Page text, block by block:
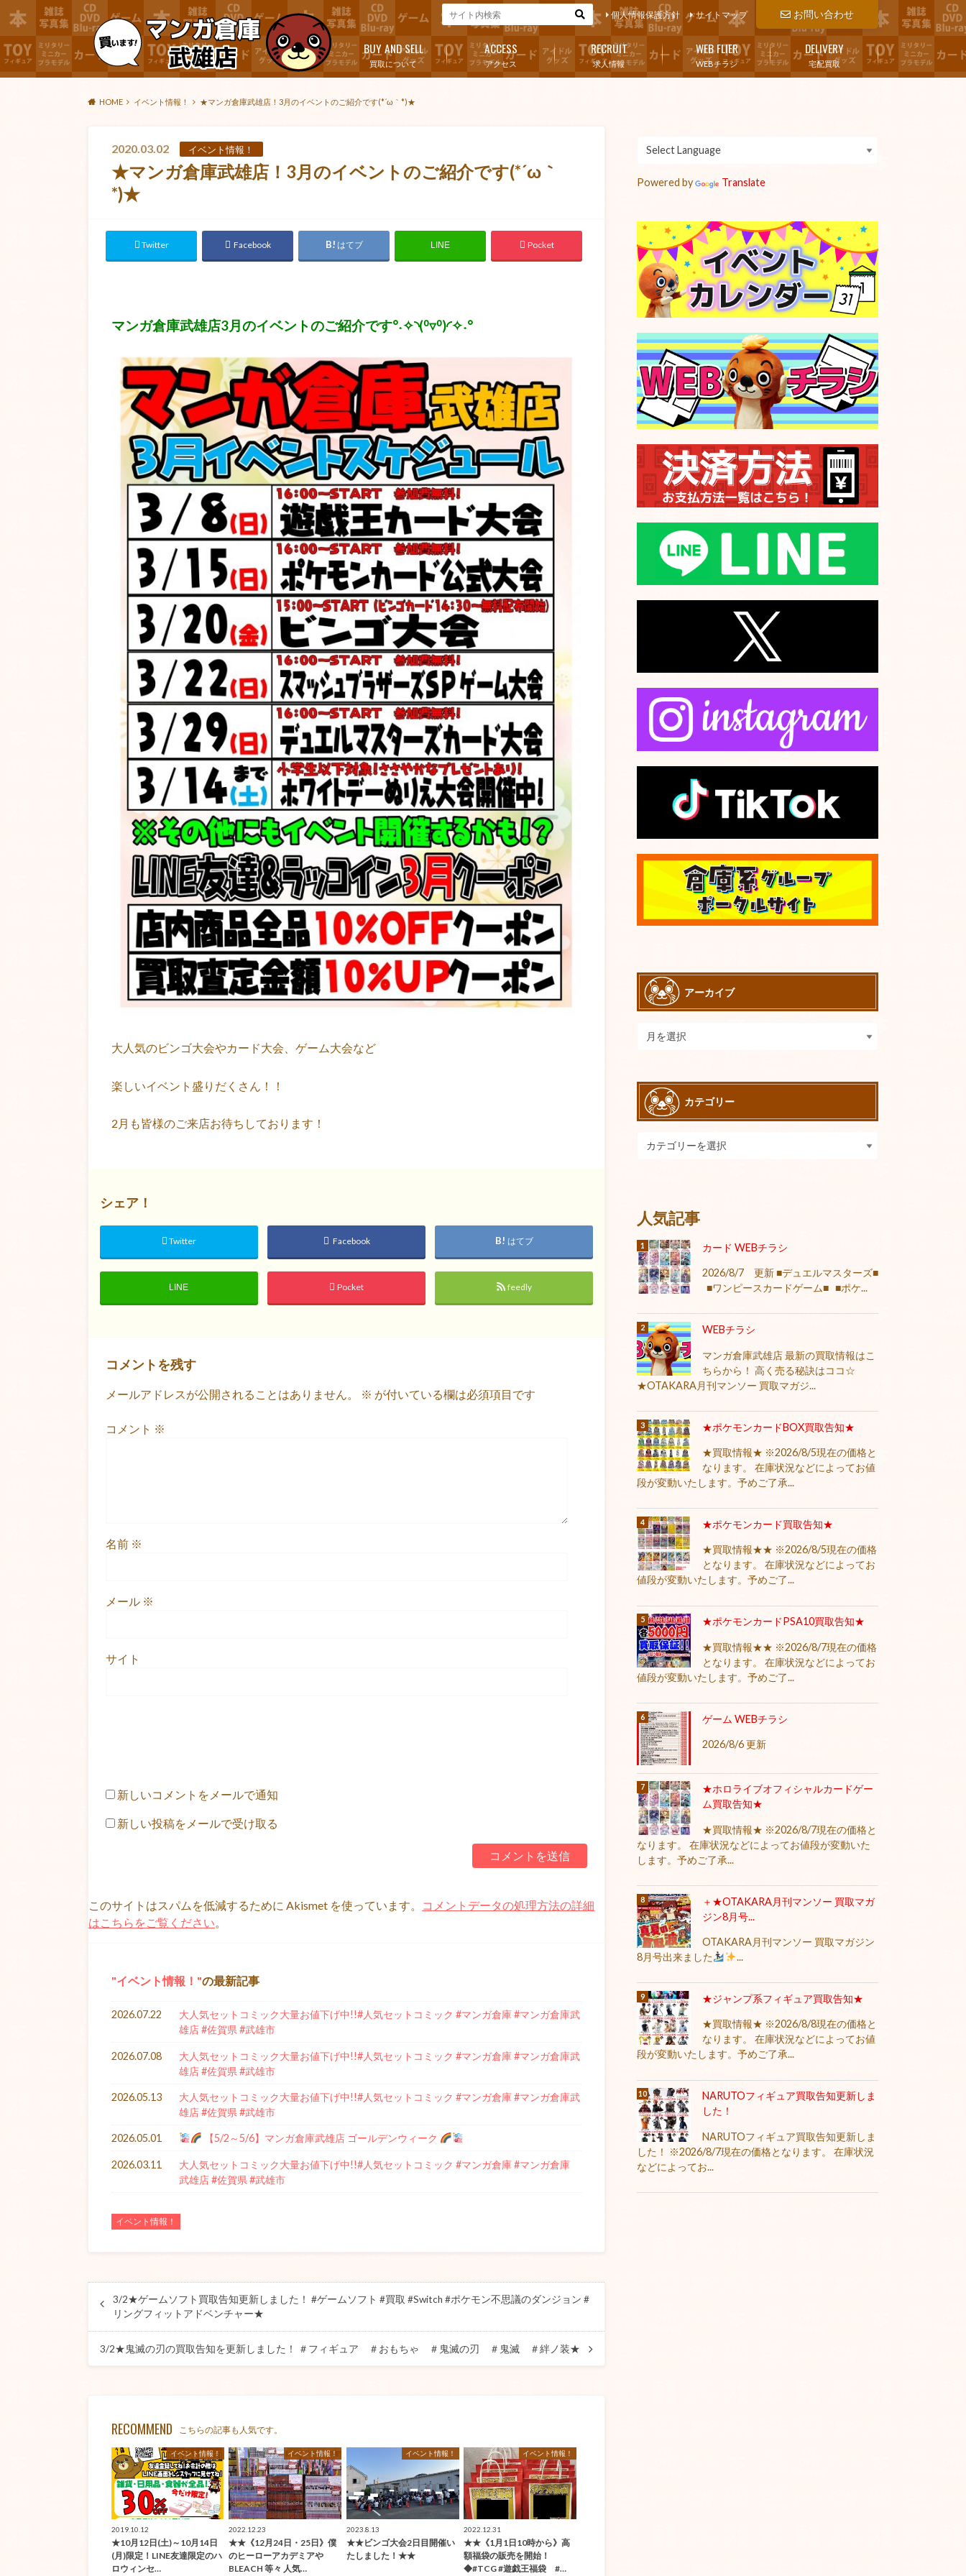
お問い合わせ
個人情報保護方針 サイトマップ
買取について
BUY AND SELL
アクセス
ACCESS
求人情報
RECRUIT
WEBチラシ
WEB FLIER
宅配買取
DELIVERY
HOME イベント情報！ ★マンガ倉庫武雄店！3月のイベントのご紹介です(*´ω｀*)★
2020.03.02 イベント情報！
★マンガ倉庫武雄店！3月のイベントのご紹介です(*´ω｀
*)★
Twitter Facebook はてブ LINE Pocket
マンガ倉庫武雄店3月のイベントのご紹介です°˖✧◝(⁰▿⁰)◜✧˖°
大人気のビンゴ大会やカード大会、ゲーム大会など
楽しいイベント盛りだくさん！！
2月も皆様のご来店お待ちしております！
シェア！
Twitter Facebook はてブ
LINE Pocket feedly
コメントを残す
メールアドレスが公開されることはありません。 ※ が付いている欄は必須項目です
コメント ※
名前 ※
メール ※
サイト
新しいコメントをメールで通知
新しい投稿をメールで受け取る
このサイトはスパムを低減するために Akismet を使っています。
コメントデータの処理方法の詳細
はこちらをご覧ください。
イベント情報！ の最新記事
2026.07.22
大人気セットコミック大量お値下げ中!!#人気セットコミック #マンガ倉庫 #マンガ倉庫武
雄店 #佐賀県 #武雄市
2026.07.08
大人気セットコミック大量お値下げ中!!#人気セットコミック #マンガ倉庫 #マンガ倉庫武
雄店 #佐賀県 #武雄市
2026.05.13
大人気セットコミック大量お値下げ中!!#人気セットコミック #マンガ倉庫 #マンガ倉庫武
雄店 #佐賀県 #武雄市
2026.05.01 【5/2～5/6】マンガ倉庫武雄店 ゴールデンウィーク
2026.03.11
大人気セットコミック大量お値下げ中!!#人気セットコミック #マンガ倉庫 #マンガ倉庫
武雄店 #佐賀県 #武雄市
イベント情報！
3/2★ゲームソフト買取告知更新しました！ #ゲームソフト #買取 #Switch #ポケモン不思議のダンジョン #
リングフィットアドベンチャー★
3/2★鬼滅の刃の買取告知を更新しました！ ＃フィギュア ＃おもちゃ ＃鬼滅の刃 ＃鬼滅 ＃絆ノ装★
RECOMMEND こちらの記事も人気です。
イベント情報！
2019.10.12
★10月12日(土)～10月14日
(月)限定！LINE友達限定のハ
ロウィンセ…
イベント情報！
2022.12.23
★★《12月24日・25日》僕
のヒーローアカデミアや
BLEACH 等々 人気…
イベント情報！
2023.8.13
★★ビンゴ大会2日目開催い
たしました！★★
イベント情報！
2022.12.31
★★《1月1日10時から》高
額福袋の販売を開始！
◆#TCG #遊戯王福袋 #…
Powered by Translate
アーカイブ
カテゴリー
人気記事
カード WEBチラシ
2026/8/7 更新 ■デュエルマスターズ■
■ワンピースカードゲーム■ ■ポケ...
WEBチラシ
マンガ倉庫武雄店 最新の買取情報はこ
ちらから！ 高く売る秘訣はココ☆
★OTAKARA月刊マンソー 買取マガジ...
★ポケモンカードBOX買取告知★
★買取情報★ ※2026/8/5現在の価格と
なります。 在庫状況などによってお値
段が変動いたします。予めご了承...
★ポケモンカード買取告知★
★買取情報★★ ※2026/8/5現在の価格
となります。 在庫状況などによってお
値段が変動いたします。予めご了...
★ポケモンカードPSA10買取告知★
★買取情報★★ ※2026/8/7現在の価格
となります。 在庫状況などによってお
値段が変動いたします。予めご了...
ゲーム WEBチラシ
2026/8/6 更新
★ホロライブオフィシャルカードゲー
ム買取告知★
★買取情報★ ※2026/8/7現在の価格と
なります。 在庫状況などによってお値段が変動いた
します。予めご了承...
＋★OTAKARA月刊マンソー 買取マガ
ジン8月号...
OTAKARA月刊マンソー 買取マガジン
8月号出来ました
...
★ジャンプ系フィギュア買取告知★
★買取情報★ ※2026/8/8現在の価格と
なります。 在庫状況などによってお値
段が変動いたします。予めご了承...
NARUTOフィギュア買取告知更新しま
した！
NARUTOフィギュア買取告知更新しま
した！ ※2026/8/7現在の価格となります。 在庫状況
などによってお...